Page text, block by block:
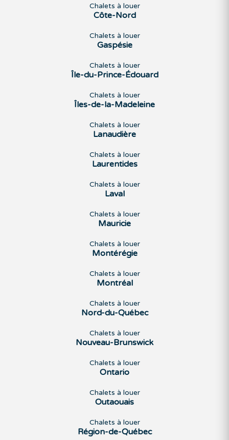
Chalets à louer
Côte-Nord
Chalets à louer
Gaspésie
Chalets à louer
Île-du-Prince-Édouard
Chalets à louer
Îles-de-la-Madeleine
Chalets à louer
Lanaudière
Chalets à louer
Laurentides
Chalets à louer
Laval
Chalets à louer
Mauricie
Chalets à louer
Montérégie
Chalets à louer
Montréal
Chalets à louer
Nord-du-Québec
Chalets à louer
Nouveau-Brunswick
Chalets à louer
Ontario
Chalets à louer
Outaouais
Chalets à louer
Région-de-Québec